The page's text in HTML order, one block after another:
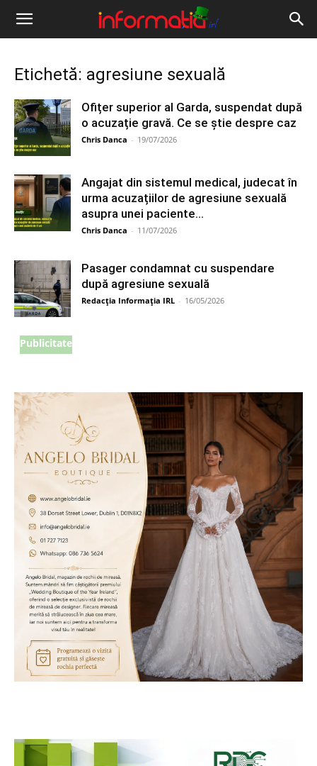
Informația
Etichetă: agresiune sexuală
Ofițer superior al Garda, suspendat după
o acuzație gravă. Ce se știe despre caz
Chris Danca - 19/07/2026
Angajat din sistemul medical, judecat în
urma acuzațiilor de agresiune sexuală
asupra unei paciente...
Chris Danca - 11/07/2026
Pasager condamnat cu suspendare
după agresiune sexuală
Redacția Informația IRL - 16/05/2026
Publicitate